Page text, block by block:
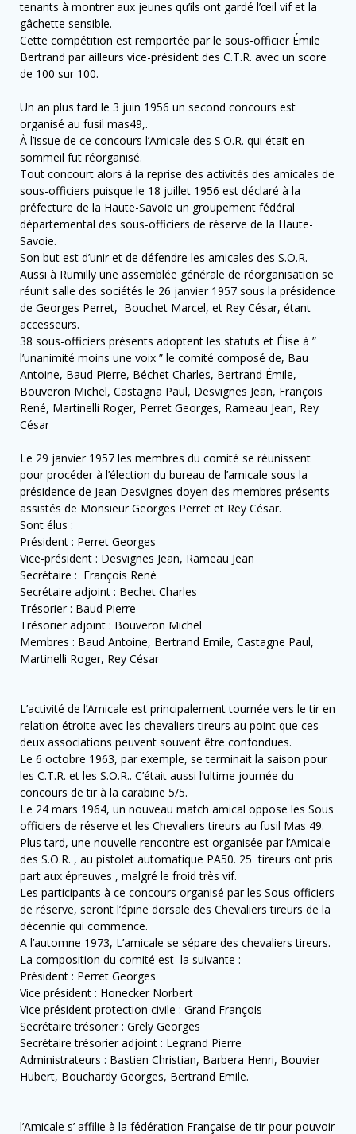
tenants à montrer aux jeunes qu’ils ont gardé l’œil vif et la
gâchette sensible.
Cette compétition est remportée par le sous-officier Émile
Bertrand par ailleurs vice-président des C.T.R. avec un score
de 100 sur 100.
Un an plus tard le 3 juin 1956 un second concours est
organisé au fusil mas49,.
À l’issue de ce concours l’Amicale des S.O.R. qui était en
sommeil fut réorganisé.
Tout concourt alors à la reprise des activités des amicales de
sous-officiers puisque le 18 juillet 1956 est déclaré à la
préfecture de la Haute-Savoie un groupement fédéral
départemental des sous-officiers de réserve de la Haute-
Savoie.
Son but est d’unir et de défendre les amicales des S.O.R.
Aussi à Rumilly une assemblée générale de réorganisation se
réunit salle des sociétés le 26 janvier 1957 sous la présidence
de Georges Perret, Bouchet Marcel, et Rey César, étant
accesseurs.
38 sous-officiers présents adoptent les statuts et Élise à ”
l’unanimité moins une voix ” le comité composé de, Bau
Antoine, Baud Pierre, Béchet Charles, Bertrand Émile,
Bouveron Michel, Castagna Paul, Desvignes Jean, François
René, Martinelli Roger, Perret Georges, Rameau Jean, Rey
César
Le 29 janvier 1957 les membres du comité se réunissent
pour procéder à l’élection du bureau de l’amicale sous la
présidence de Jean Desvignes doyen des membres présents
assistés de Monsieur Georges Perret et Rey César.
Sont élus :
Président : Perret Georges
Vice-président : Desvignes Jean, Rameau Jean
Secrétaire : François René
Secrétaire adjoint : Bechet Charles
Trésorier : Baud Pierre
Trésorier adjoint : Bouveron Michel
Membres : Baud Antoine, Bertrand Emile, Castagne Paul,
Martinelli Roger, Rey César
L’activité de l’Amicale est principalement tournée vers le tir en
relation étroite avec les chevaliers tireurs au point que ces
deux associations peuvent souvent être confondues.
Le 6 octobre 1963, par exemple, se terminait la saison pour
les C.T.R. et les S.O.R.. C’était aussi l’ultime journée du
concours de tir à la carabine 5/5.
Le 24 mars 1964, un nouveau match amical oppose les Sous
officiers de réserve et les Chevaliers tireurs au fusil Mas 49.
Plus tard, une nouvelle rencontre est organisée par l’Amicale
des S.O.R. , au pistolet automatique PA50. 25 tireurs ont pris
part aux épreuves , malgré le froid très vif.
Les participants à ce concours organisé par les Sous officiers
de réserve, seront l’épine dorsale des Chevaliers tireurs de la
décennie qui commence.
A l’automne 1973, L’amicale se sépare des chevaliers tireurs.
La composition du comité est la suivante :
Président : Perret Georges
Vice président : Honecker Norbert
Vice président protection civile : Grand François
Secrétaire trésorier : Grely Georges
Secrétaire trésorier adjoint : Legrand Pierre
Administrateurs : Bastien Christian, Barbera Henri, Bouvier
Hubert, Bouchardy Georges, Bertrand Emile.
l’Amicale s’ affilie à la fédération Française de tir pour pouvoir